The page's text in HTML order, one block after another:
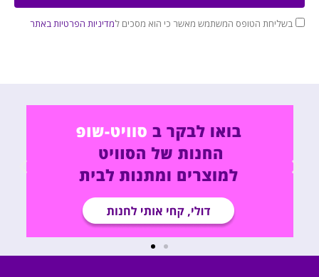
בשליחת הטופס המשתמש מאשר כי הוא מסכים למדיניות הפרטיות באתר